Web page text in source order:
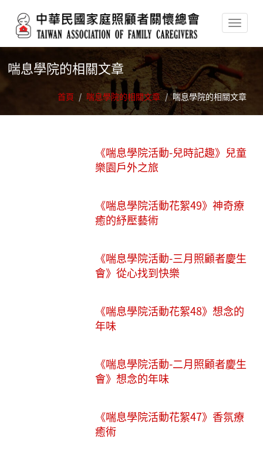
喘息學院的相關文章
首頁 / 喘息學院的相關文章 / 喘息學院的相關文章
《喘息學院活動-兒時記趣》兒童
樂園戶外之旅
《喘息學院活動花絮49》神奇療
癒的紓壓藝術
《喘息學院活動-三月照顧者慶生
會》從心找到快樂
《喘息學院活動花絮48》想念的
年味
《喘息學院活動-二月照顧者慶生
會》想念的年味
《喘息學院活動花絮47》香氛療
癒術